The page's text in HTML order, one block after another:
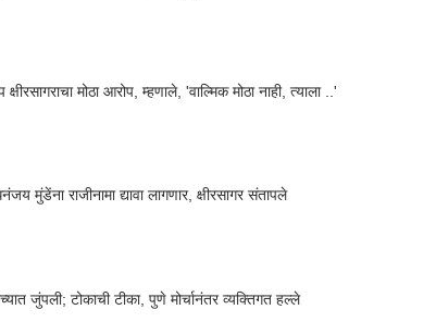
मोठा आरोप, म्हणाले, 'वाल्मिक मोठा नाही, त्याला ..'
राजीनामा द्यावा लागणार, क्षीरसागर संतापले
यांच्यात जुंपली; टोकाची टीका, पुणे मोर्चानंतर व्यक्तिगत हल्ले